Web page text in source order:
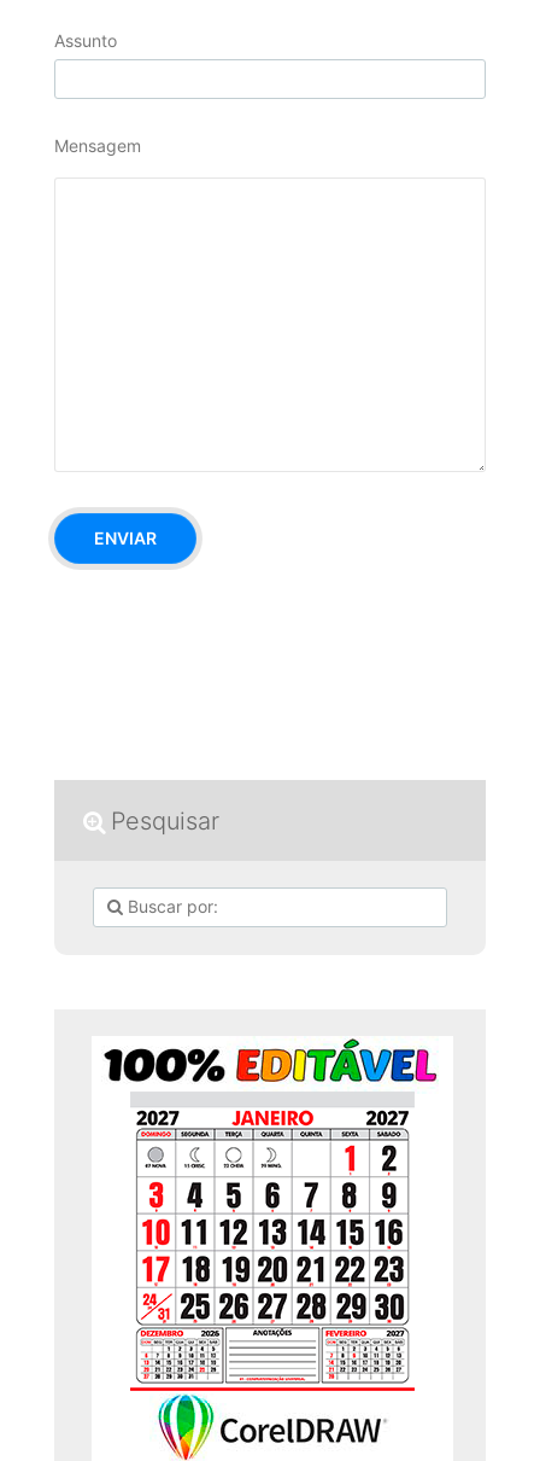
Assunto
Mensagem
Pesquisar